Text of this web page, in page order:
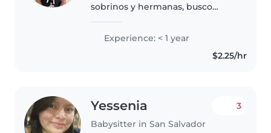
sobrinos y hermanas, busco
Experience: < 1 year
$2.25/hr
Yessenia
Babysitter in San Salvador
3